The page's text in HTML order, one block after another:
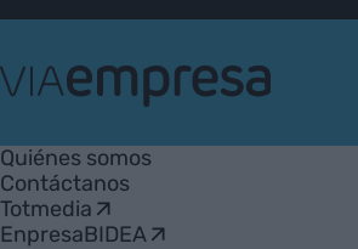
Empresa
Quiénes somos
Contáctanos
Totmedia
EnpresaBIDEA